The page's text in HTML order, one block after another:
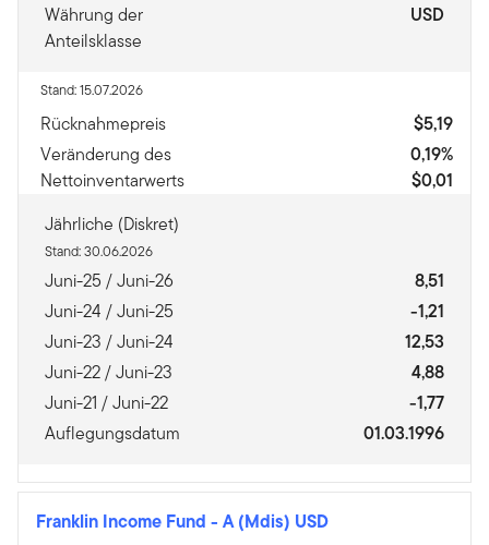
Währung der
Anteilsklasse
USD
Stand: 15.07.2026
Rücknahmepreis
$5,19
Veränderung des
Nettoinventarwerts
0,19%
$0,01
Jährliche (Diskret)
Stand: 30.06.2026
Juni-25 / Juni-26
8,51
Juni-24 / Juni-25
-1,21
Juni-23 / Juni-24
12,53
Juni-22 / Juni-23
4,88
Juni-21 / Juni-22
-1,77
Auflegungsdatum
01.03.1996
Franklin Income Fund - A (Mdis) USD